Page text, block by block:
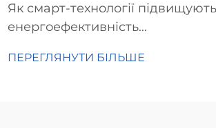
Як смарт-технології підвищують
енергоефективність
технології Інтернету речей (IoT)
ПЕРЕГЛЯНУТИ БІЛЬШЕ